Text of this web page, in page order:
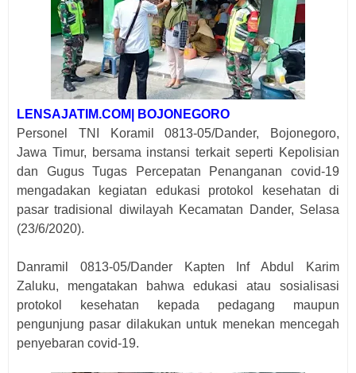
LENSAJATIM.COM| BOJONEGORO
Personel TNI Koramil 0813-05/Dander, Bojonegoro,
Jawa Timur, bersama instansi terkait seperti Kepolisian
dan Gugus Tugas Percepatan Penanganan covid-19
mengadakan kegiatan edukasi protokol kesehatan di
pasar tradisional diwilayah Kecamatan Dander, Selasa
(23/6/2020).
Danramil 0813-05/Dander Kapten Inf Abdul Karim
Zaluku, mengatakan bahwa edukasi atau sosialisasi
protokol kesehatan kepada pedagang maupun
pengunjung pasar dilakukan untuk menekan mencegah
penyebaran covid-19.